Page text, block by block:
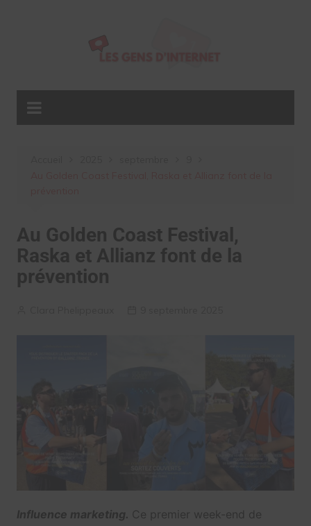
Au Golden Coast Festival,
Raska et Allianz font de la
prévention
Influence marketing. Ce premier week-end de